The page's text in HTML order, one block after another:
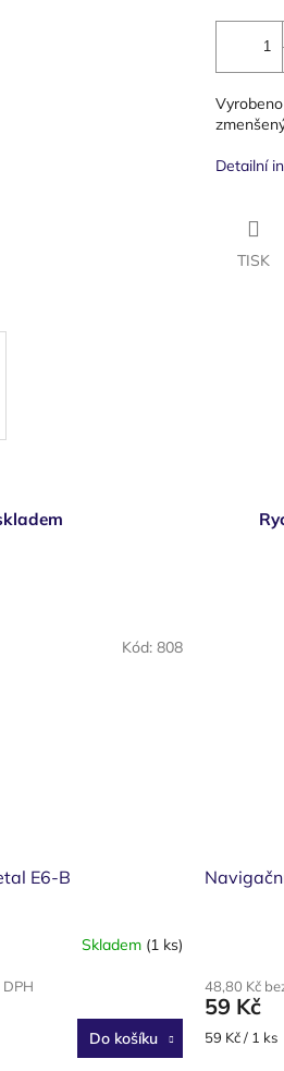
Detailní
TISK
E6-B
Skladem (1 ks)
Do košíku
Kód: 808
produktu
je
3,5
48,80 Kč
59 Kč
Měrná
59 Kč / 1 ks